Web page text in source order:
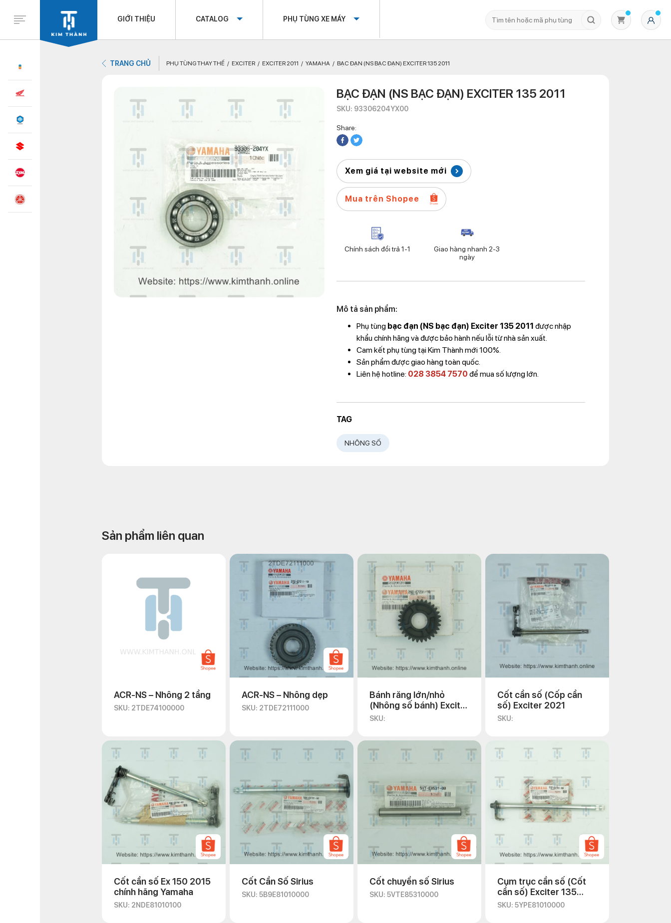
GIỚI THIỆU CATALOG PHỤ TÙNG XE MÁY
TRANG CHỦ PHỤ TÙNG THAY THẾ EXCITER EXCITER 2011 YAMAHA BẠC ĐẠN (NS BẠC ĐẠN) EXCITER 135 2011
BẠC ĐẠN (NS BẠC ĐẠN) EXCITER 135 2011
SKU: 93306204YX00
Share:
Xem giá tại website mới
Mua trên Shopee
Chính sách đổi trả 1-1
Giao hàng nhanh 2-3
ngày
Mô tả sản phẩm:
Phụ tùng bạc đạn (NS bạc đạn) Exciter 135 2011được nhập
khẩu chính hãng và được bảo hành nếu lỗi từ nhà sản xuất.
Cam kết phụ tùng tại Kim Thành mới 100%.
Sản phẩm được giao hàng toàn quốc.
Liên hệ hotline: 028 3854 7570 để mua số lượng lớn.
TAG
NHÔNG SỐ
Sản phẩm liên quan
ACR-NS – Nhông 2 tầng
SKU: 2TDE74100000
ACR-NS – Nhông dẹp
SKU: 2TDE72111000
Bánh răng lớn/nhỏ
(Nhông số bánh) Exciter
135 2011
SKU:
Cốt cần số (Cốp cần
số) Exciter 2021
SKU:
Cốt cần số Ex 150 2015
chính hãng Yamaha
SKU: 2NDE81010100
Cốt Cần Số Sirius
SKU: 5B9E81010000
Cốt chuyển số Sirius
SKU: 5VTE85310000
Cụm trục cần số (Cốt
cần số) Exciter 135
2010
SKU: 5YPE81010000